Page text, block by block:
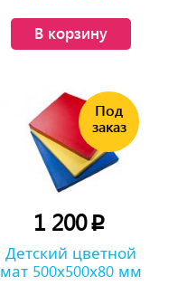
В корзину
1 200p
Детский цветной
мат 500х500х80 мм